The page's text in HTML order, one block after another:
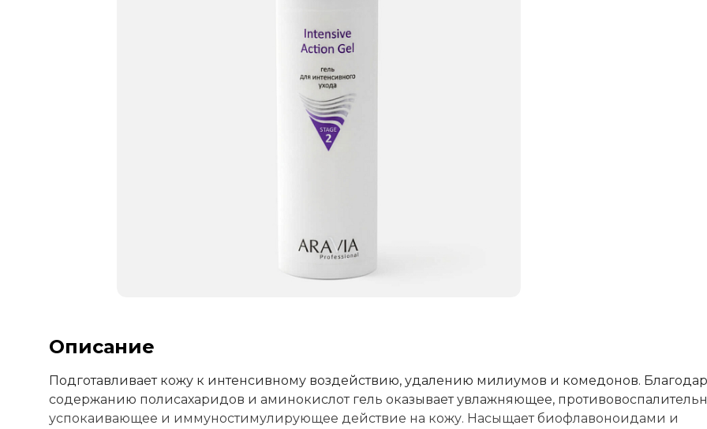
Описание
Подготавливает кожу к интенсивному воздействию, удалению милиумов и комедонов.
содержанию полисахаридов и аминокислот гель оказывает увлажняющее,
успокаивающее и иммуностимулирующее действие на кожу. Насыщает биофлавоноидами и